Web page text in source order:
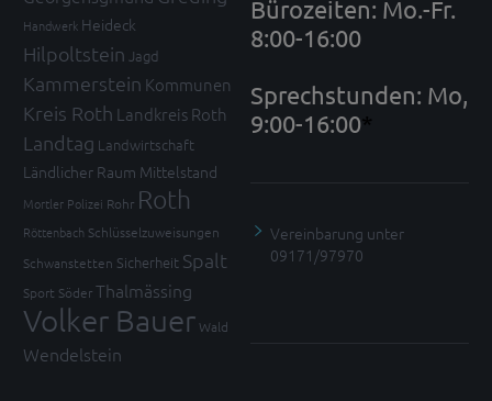
Handwerk Heideck
Hilpoltstein Jagd
Kammerstein Kommunen
Kreis Roth Landkreis Roth
Landtag Landwirtschaft
Ländlicher Raum Mittelstand
Mortler Polizei Rohr Roth
Röttenbach Schlüsselzuweisungen
Schwanstetten Sicherheit Spalt
Sport SöderThalmässing
Volker BauerWald
Wendelstein
Bürozeiten: Mo.-Fr.
8:00-16:00
Sprechstunden: Mo,
9:00-16:00*
Vereinbarung unter
09171/97970